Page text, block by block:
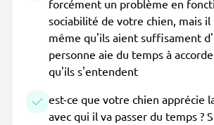
forcément un problème en
sociabilité de votre chien, mais
même qu'ils aient suffisament
personne aie du temps à
qu'ils s'entendent
est-ce que votre chien apprécie
avec qui il va passer du temps ?